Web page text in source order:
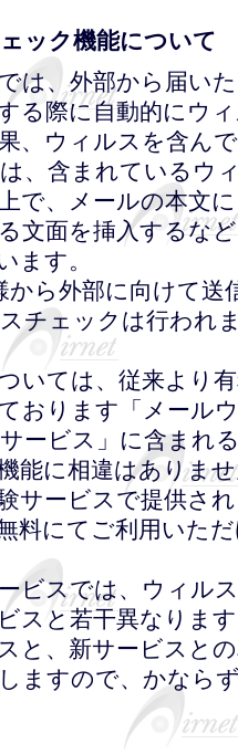
ック機能について
は、外部から届い
る際に自動的にウ
、ウィルスを含ん
、含まれているウ
で、メールの本文
文面を挿入するな
ます。
から外部に向けて送
チェックは行われ
いては、従来より
おります「メール
ービス」に含まれ
能に相違はありま
サービスで提供さ
料にてご利用いた
ビスでは、ウィル
スと若干異なりま
と、新サービスと
ますので、かなら